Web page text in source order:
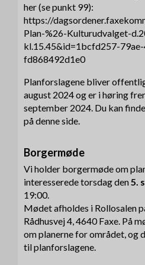
her (se punkt 99):
https://
Plan-%26-Kulturudvalget-
kl.15.45&id=1bcfd257-
fd868492d1e0
Planforslagene bliver
august 2024 og er i høring
september 2024. Du kan
på denne side.
Borgermøde
Vi holder borgermøde om
interesserede torsdag den5.
19:00.
Mødet afholdes i Rollosalen
Rådhusvej 4, 4640 Faxe. På
om planerne for området, og
til planforslagene.